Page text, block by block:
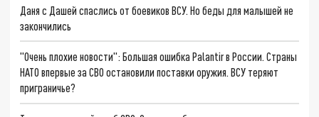
Даня с Дашей спаслись от боевиков ВСУ. Но беды для малышей не
закончились
"Очень плохие новости": Большая ошибка Palantir в России. Страны
НАТО впервые за СВО остановили поставки оружия. ВСУ теряют
приграничье?